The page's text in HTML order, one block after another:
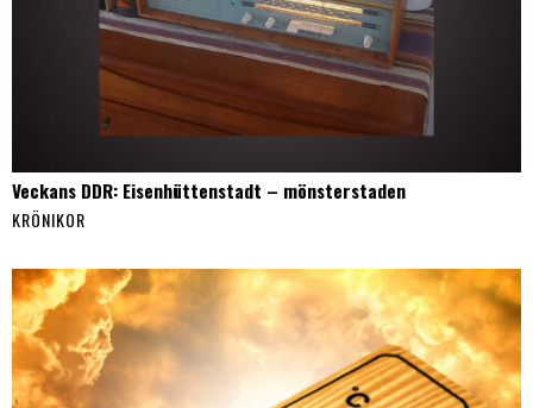
Veckans DDR: Eisenhüttenstadt – mönsterstaden
KRÖNIKOR